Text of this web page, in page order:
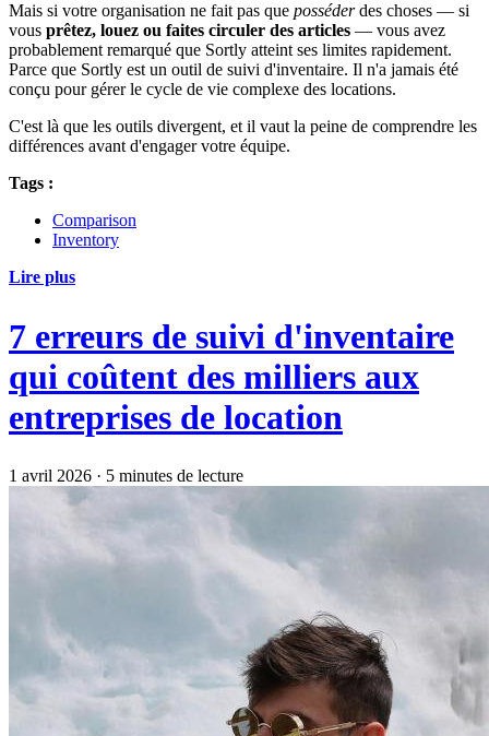
Mais si votre organisation ne fait pas que posséderdes choses — si
vous prêtez, louez ou faites circuler des articles — vous avez
probablement remarqué que Sortly atteint ses limites rapidement.
Parce que Sortly est un outil de suivi d'inventaire. Il n'a jamais été
conçu pour gérer le cycle de vie complexe des locations.
C'est là que les outils divergent, et il vaut la peine de comprendre les
différences avant d'engager votre équipe.
Tags :
Comparison
Inventory
Lire plus
7 erreurs de suivi d'inventaire
qui coûtent des milliers aux
entreprises de location
1 avril 2026 · 5 minutes de lecture